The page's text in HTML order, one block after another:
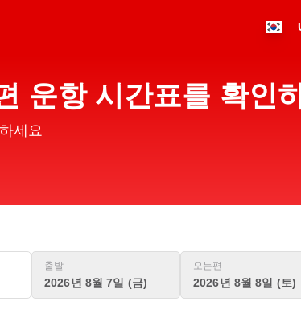
운항 시간표를 확인
세요
출발
2026년 8월 7일 (금)
오는편
2026년 8월 8일 (토)